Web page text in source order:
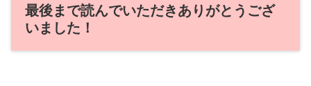
最後まで読んでいただきありがとうござ
いました！